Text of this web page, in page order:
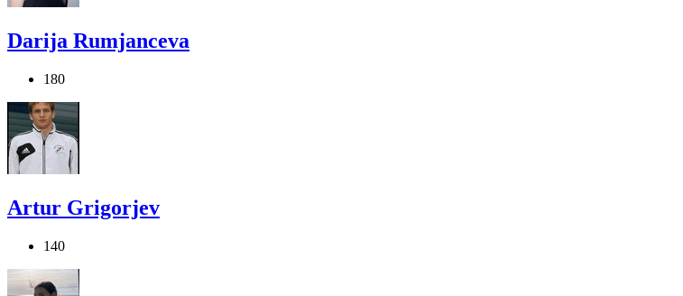
Darija Rumjanceva
180
Artur Grigorjev
140